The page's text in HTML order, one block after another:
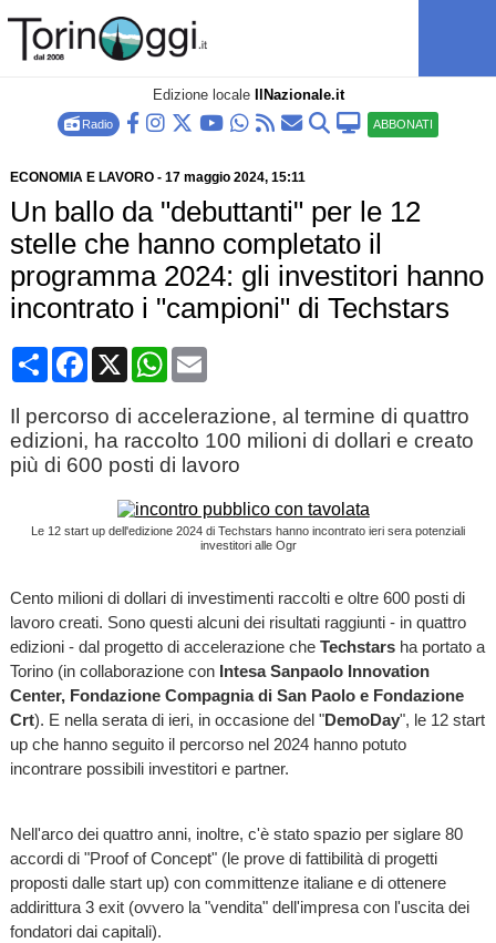
Edizione locale IlNazionale.it
Radio ABBONATI
ECONOMIA E LAVORO- 17 maggio 2024, 15:11
Un ballo da "debuttanti" per le 12
stelle che hanno completato il
programma 2024: gli investitori hanno
incontrato i "campioni" di Techstars
CondividiFacebook
X WhatsApp
Email
Il percorso di accelerazione, al termine di quattro
edizioni, ha raccolto 100 milioni di dollari e creato
più di 600 posti di lavoro
Le 12 start up dell'edizione 2024 di Techstars hanno incontrato ieri sera potenziali
investitori alle Ogr
Cento milioni di dollari di investimenti raccolti e oltre 600 posti di
lavoro creati. Sono questi alcuni dei risultati raggiunti - in quattro
edizioni - dal progetto di accelerazione che Techstarsha portato a
Torino (in collaborazione con Intesa Sanpaolo Innovation
Center, Fondazione Compagnia di San Paolo e Fondazione
Crt). E nella serata di ieri, in occasione del "DemoDay", le 12 start
up che hanno seguito il percorso nel 2024 hanno potuto
incontrare possibili investitori e partner.
Nell'arco dei quattro anni, inoltre, c'è stato spazio per siglare 80
accordi di "Proof of Concept" (le prove di fattibilità di progetti
proposti dalle start up) con committenze italiane e di ottenere
addirittura 3 exit (ovvero la "vendita" dell'impresa con l'uscita dei
fondatori dai capitali).